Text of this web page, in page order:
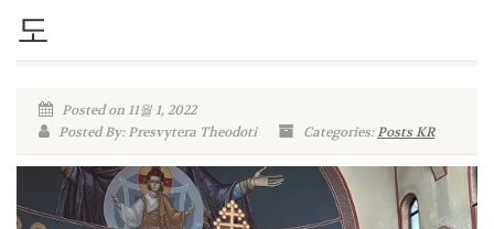
도
Posted on 11월 1, 2022
Posted By: Presvytera Theodoti
Categories:Posts KR